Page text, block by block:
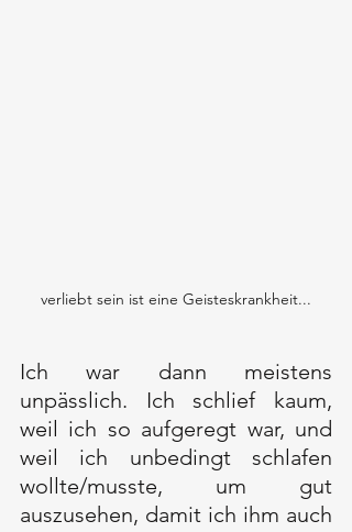
verliebt sein ist eine Geisteskrankheit...
Ich war dann meistens
unpässlich. Ich schlief kaum,
weil ich so aufgeregt war, und
weil ich unbedingt schlafen
wollte/musste, um gut
auszusehen, damit ich ihm auch